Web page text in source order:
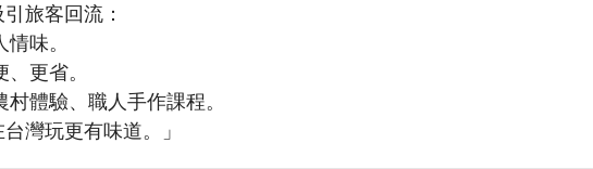
旅客回流：
味。
更省。
村體驗、職人手作課程。
灣玩更有味道。」